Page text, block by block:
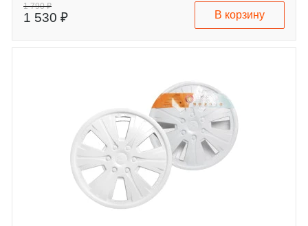
1 790 ₽
1 530 ₽ В корзину